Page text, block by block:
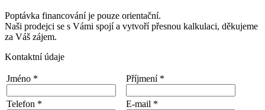
Poptávka financování je pouze orientační.
Naši prodejci se s Vámi spojí a vytvoří přesnou kalkulaci, děkujeme
za Váš zájem.
Kontaktní údaje
Jméno * Příjmení *
Telefon * E-mail *